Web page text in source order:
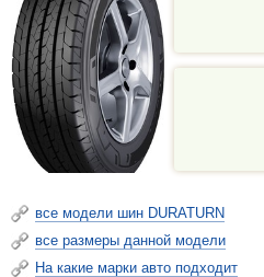
все модели шин DURATURN
все размеры данной модели
На какие марки авто подходит